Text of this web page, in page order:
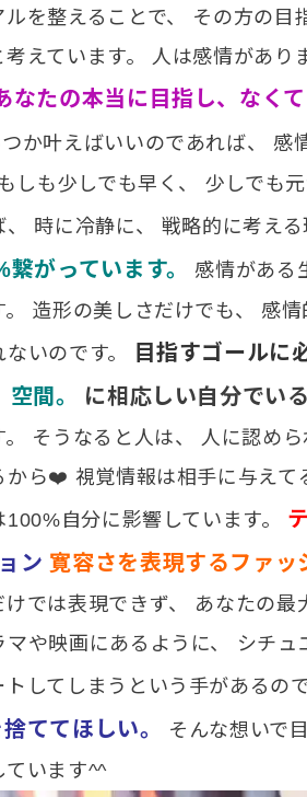
ルを整えることで、 その方の
考えています。 人は感情があ
なたの本当に目指し、なく
か叶えばいいのであれば、 感
しも少しでも早く、 少しでも
、 時に冷静に、 戦略的に考え
繋がっています。
感情がある
。 造形の美しさだけでも、 感
いのです。
目指すゴールに
空間。 に相応しい自分でいる
。 そうなると人は、 人に認め
から❤️ 視覚情報は相手に与えて
100%自分に影響しています。
ン 寛容さを表現するファッ
けでは表現できず、 あなたの
マや映画にあるように、 シチ
トしてしまうという手があるの
ててほしい。
そんな想いで
ています^^